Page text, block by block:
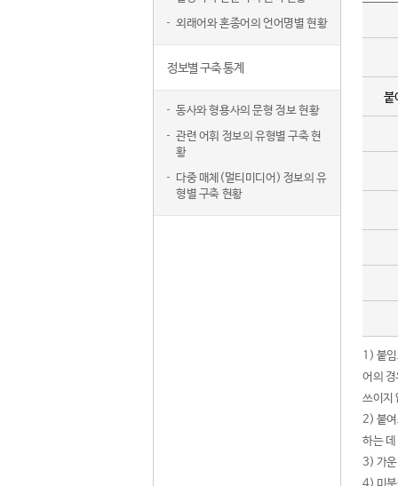
외래어와 혼종어의 언어명별 현황
정보별 구축 통계
동사와 형용사의 문형 정보 현황
관련 어휘 정보의 유형별 구축 현
황
다중 매체(멀티미디어) 정보의 유
형별 구축 현황
붙
1) 붙
어의
쓰이지
2) 붙여
하는
3) 가운